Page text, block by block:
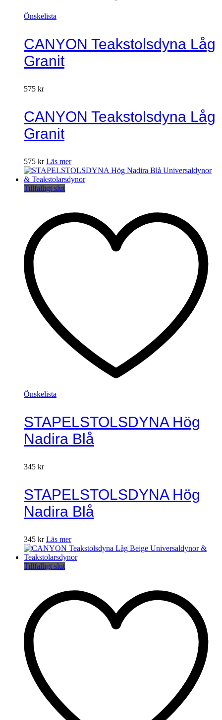
Önskelista
CANYON Teakstolsdyna Låg
Granit
575 kr
CANYON Teakstolsdyna Låg
Granit
575 kr Läs mer
Tillfälligt slut
Önskelista
STAPELSTOLSDYNA Hög
Nadira Blå
345 kr
STAPELSTOLSDYNA Hög
Nadira Blå
345 kr Läs mer
Tillfälligt slut